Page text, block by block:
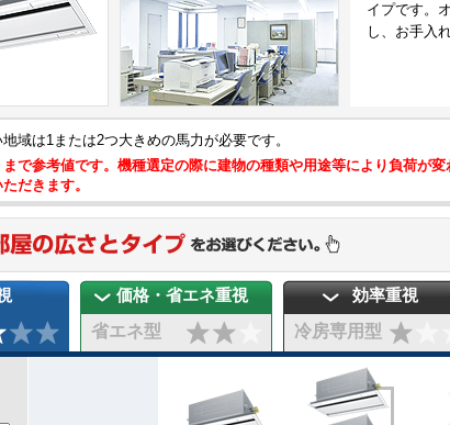
イプです。
し、お手入
域は1または2つ大きめの馬力が必要です。
で参考値です。機種選定の際に建物の種類や用途等により負荷が
だきます。
価格・省エネ重視
省エネ型
効率重視
冷房専用型